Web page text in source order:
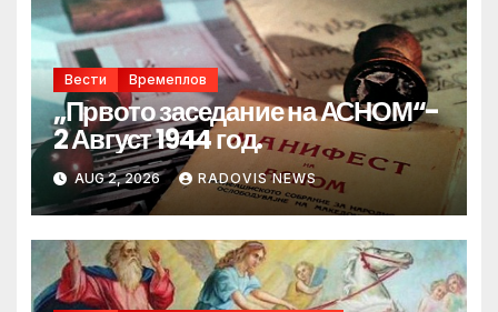
Вести Времеплов
„Првото заседание на АСНОМ“-
2 Август 1944 год.
AUG 2, 2026 RADOVIS NEWS